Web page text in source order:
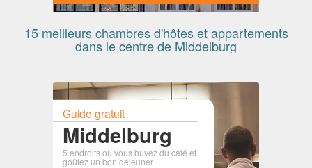
15 meilleurs chambres d'hôtes et appartements
dans le centre de Middelburg
Guide gratuit
Middelburg
5 endroits où vous buvez du café et
goûtez un bon déjeuner